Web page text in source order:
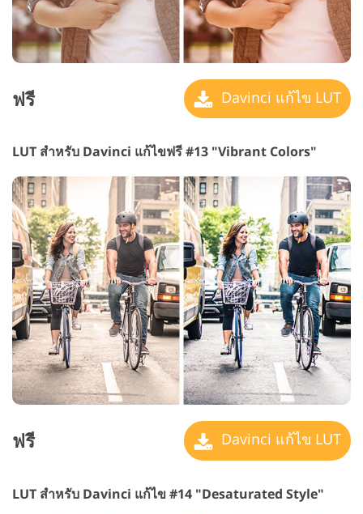
ฟรี Davinci แก้ไข LUT
LUT สำหรับ Davinci แก้ไขฟรี #13 "Vibrant Colors"
ฟรี Davinci แก้ไข LUT
LUT สำหรับ Davinci แก้ไข #14 "Desaturated Style"